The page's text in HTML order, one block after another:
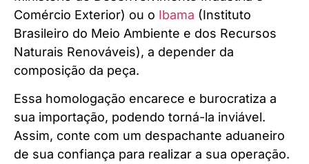
Comércio Exterior) ou o Ibama (Instituto
Brasileiro do Meio Ambiente e dos Recursos
Naturais Renováveis), a depender da
composição da peça.
Essa homologação encarece e burocratiza a
sua importação, podendo torná-la inviável.
Assim, conte com um despachante aduaneiro
de sua confiança para realizar a sua operação.